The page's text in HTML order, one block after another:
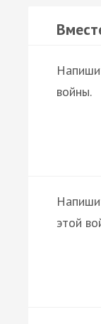
войны.
этой